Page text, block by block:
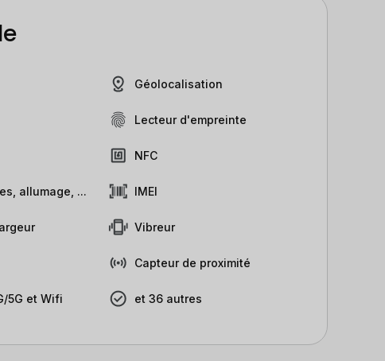
allumage, ...
5G et Wifi
Géolocalisation
Lecteur d'empreinte
NFC
IMEI
Vibreur
Capteur de proximité
et 36 autres